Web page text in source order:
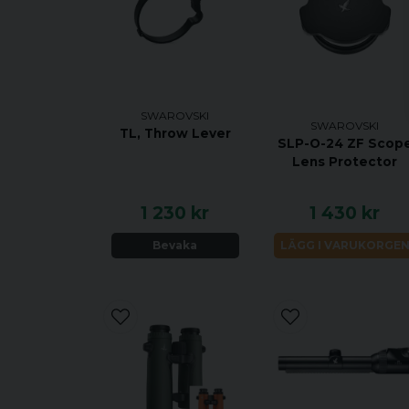
SWAROVSKI
TL, Throw Lever
1 230 kr
Bevaka
SWAROVSKI
SLP-O-24 ZF
Lens Protector
1 430 kr
LÄGG I VARUKORGEN